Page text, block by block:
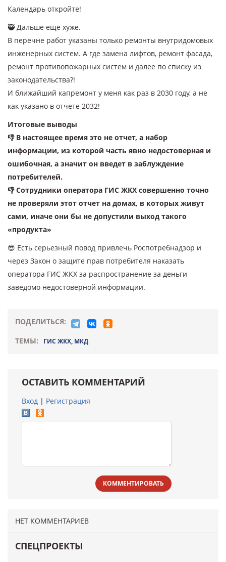
Календарь откройте!
🥷 Дальше ещё хуже.
В перечне работ указаны только ремонты внутридомовых
инженерных систем. А где замена лифтов, ремонт фасада,
ремонт противопожарных систем и далее по списку из
законодательства?!
И ближайший капремонт у меня как раз в 2030 году, а не
как указано в отчете 2032!
Итоговые выводы
👎 В настоящее время это не отчет, а набор
информации, из которой часть явно недостоверная и
ошибочная, а значит он введет в заблуждение
потребителей.
👎 Сотрудники оператора ГИС ЖКХ совершенно точно
не проверяли этот отчет на домах, в которых живут
сами, иначе они бы не допустили выход такого
«продукта»
😎 Есть серьезный повод привлечь Роспотребнадзор и
через Закон о защите прав потребителя наказать
оператора ГИС ЖКХ за распространение за деньги
заведомо недостоверной информации.
ПОДЕЛИТЬСЯ:
ТЕМЫ:
ГИС ЖКХ, МКД
ОСТАВИТЬ КОММЕНТАРИЙ
Вход | Регистрация
КОММЕНТИРОВАТЬ
НЕТ КОММЕНТАРИЕВ
СПЕЦПРОЕКТЫ